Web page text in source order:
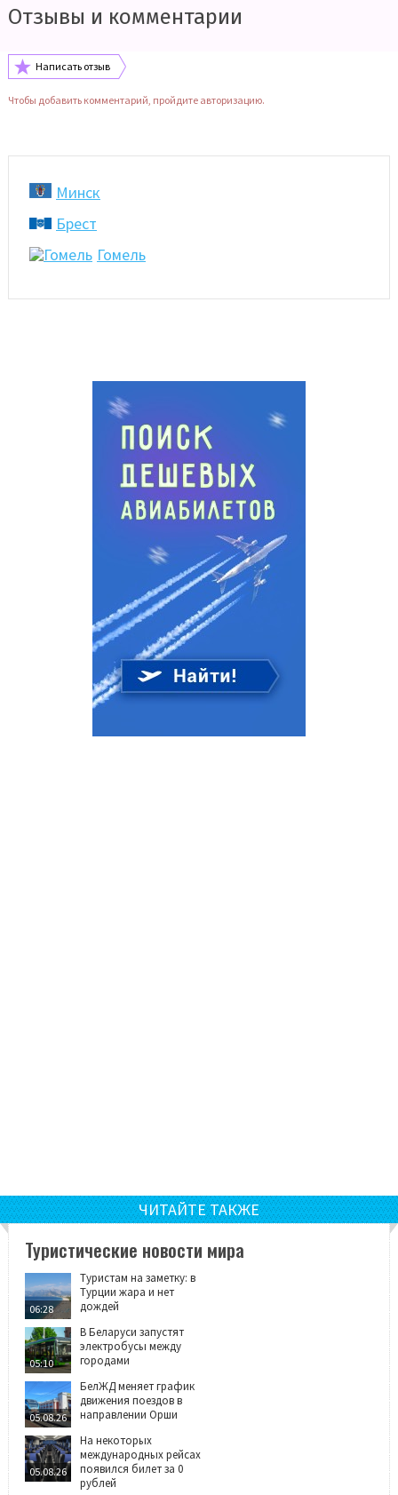
Отзывы и комментарии
Написать отзыв
Чтобы добавить комментарий, пройдите авторизацию.
Минск
Брест
Гомель
ЧИТАЙТЕ ТАКЖЕ
Туристические новости мира
06:28
Туристам на заметку: в
Турции жара и нет
дождей
05:10
В Беларуси запустят
электробусы между
городами
05.08.26
БелЖД меняет график
движения поездов в
направлении Орши
05.08.26
На некоторых
международных рейсах
появился билет за 0
рублей